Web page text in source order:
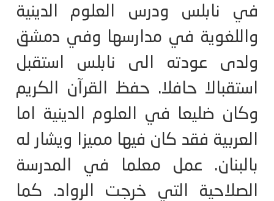
في نابلس ودرس العلوم الدينية
واللغوية في مدارسها وفي دمشق
ولدى عودته الى نابلس استقبل
استقبالا حافلا. حفظ القرآن الكريم
وكان ضليعا في العلوم الدينية اما
العربية فقد كان فيها مميزا ويشار له
بالبنان. عمل معلما في المدرسة
الصلاحية التي خرجت الرواد. كما